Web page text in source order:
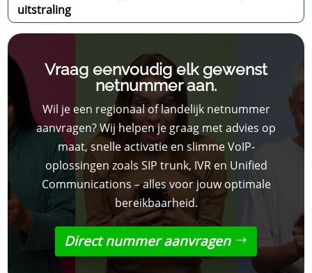
uitstraling
Vraag eenvoudig elk gewenst
netnummer aan.
Wil je een regionaal of landelijk netnummer
aanvragen? Wij helpen je graag met advies op
maat, snelle activatie en slimme VoIP-
oplossingen zoals SIP trunk, IVR en Unified
Communications – alles voor jouw optimale
bereikbaarheid.
Direct nummer aanvragen